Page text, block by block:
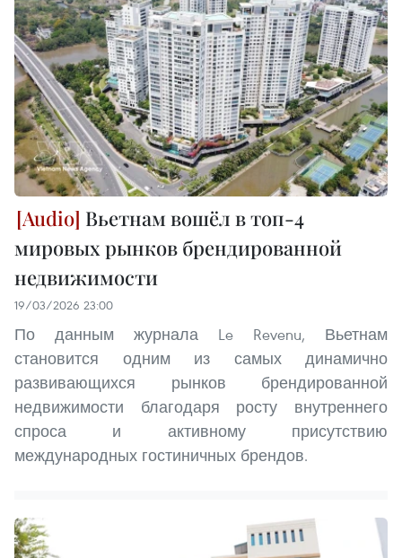
Вьетнам вошёл в топ-4
мировых рынков брендированной
недвижимости
19/03/2026 23:00
По данным журнала Le Revenu, Вьетнам
становится одним из самых динамично
развивающихся рынков брендированной
недвижимости благодаря росту внутреннего
спроса и активному присутствию
международных гостиничных брендов.